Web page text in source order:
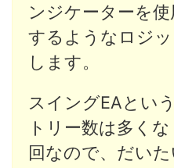
ンジケーターを
するようなロジ
します。
スイングEAとい
トリー数は多く
回なので、だい